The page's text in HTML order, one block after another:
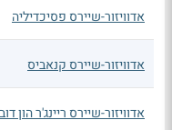
אדוויזור-שיירס פסיכדיליה
אדוויזור-שיירס קנאביס
אדוויזור-שיירס ריינג'ר הון